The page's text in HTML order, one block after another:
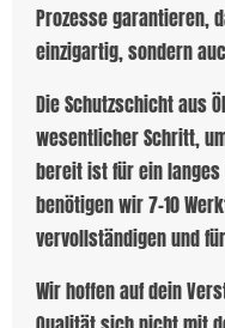
Prozesse garantieren,
einzigartig, sondern
Die Schutzschicht aus
wesentlicher Schritt,
bereit ist für ein langes
benötigen wir 7-10
vervollständigen und
Wir hoffen auf dein